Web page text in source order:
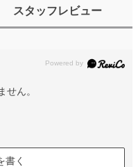
スタッフレビュー
せん。
書く